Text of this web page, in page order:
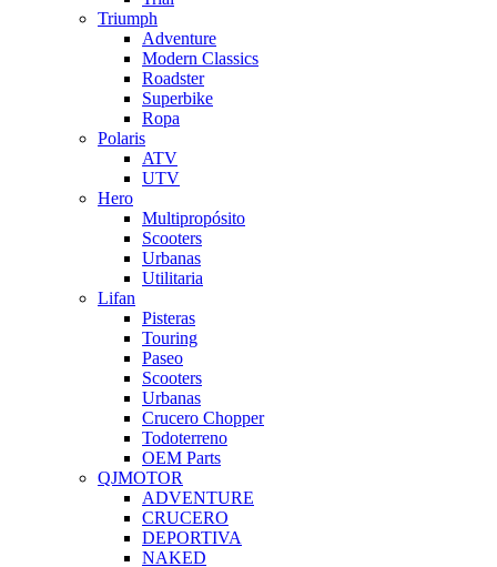
Triumph
Adventure
Modern Classics
Roadster
Superbike
Ropa
Polaris
ATV
UTV
Hero
Multipropósito
Scooters
Urbanas
Utilitaria
Lifan
Pisteras
Touring
Paseo
Scooters
Urbanas
Crucero Chopper
Todoterreno
OEM Parts
QJMOTOR
ADVENTURE
CRUCERO
DEPORTIVA
NAKED